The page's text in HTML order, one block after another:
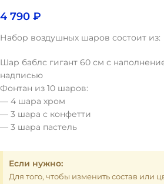
4 790 ₽
Набор воздушных шаров состоит из:
Шар баблс гигант 60 см с
надписью
Фонтан из 10 шаров:
— 4 шара хром
— 3 шара с конфетти
— 3 шара пастель
Если нужно:
Для того, чтобы изменить состав или